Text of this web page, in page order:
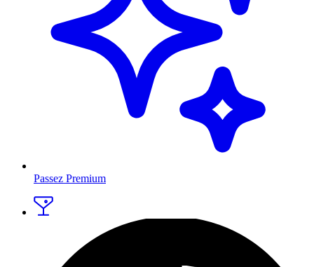
Passez Premium